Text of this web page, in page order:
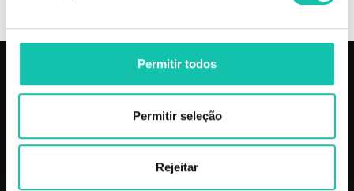
Permitir todos
Permitir seleção
Rejeitar
PRODUTOS
Barbearia
COSMÉTICA CLICK
Sobre nós
Termos e condições
Fornecedores